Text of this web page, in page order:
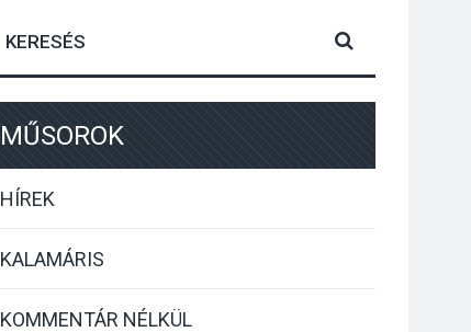
MŰSOROK
HÍREK
KALAMÁRIS
KOMMENTÁR NÉLKÜL